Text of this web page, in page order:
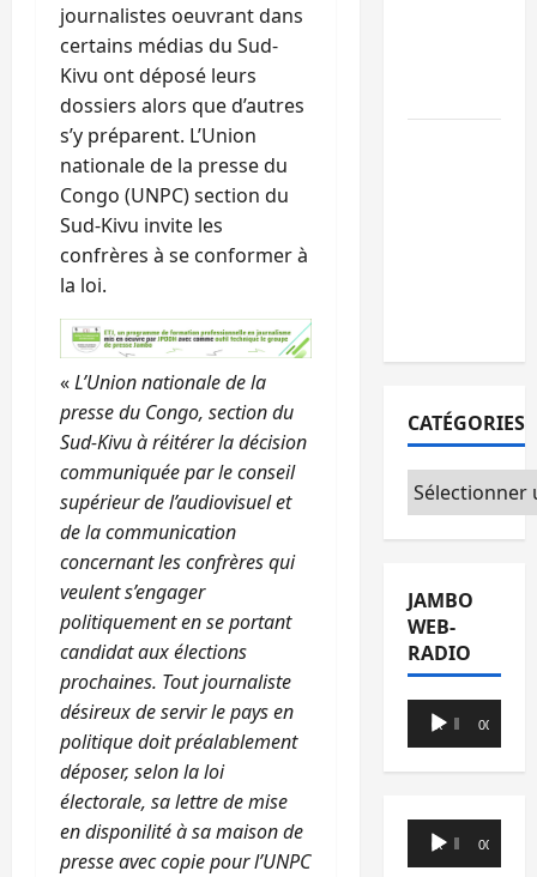
journalistes oeuvrant dans
certains médias du Sud-
Kivu ont déposé leurs
dossiers alors que d’autres
s’y préparent. L’Union
nationale de la presse du
Congo (UNPC) section du
Sud-Kivu invite les
confrères à se conformer à
la loi.
«L’Union nationale de la
presse du Congo, section du
Sud-Kivu à réitérer la décision
communiquée par le conseil
supérieur de l’audiovisuel et
de la communication
concernant les confrères qui
veulent s’engager
politiquement en se portant
candidat aux élections
prochaines. Tout journaliste
désireux de servir le pays en
politique doit préalablement
déposer, selon la loi
électorale, sa lettre de mise
en disponilité à sa maison de
presse avec copie pour l’UNPC
CATÉGORIES
Catégories
JAMBO
WEB-
RADIO
Lecteur
audio
00:00 00:00
Lecteur
audio
00:00 00:00